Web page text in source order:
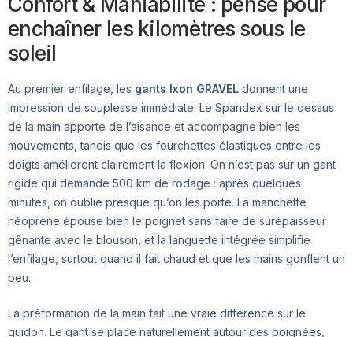
enchaîner les kilomètres sous le
soleil
Au premier enfilage, les gants Ixon GRAVEL donnent une
impression de souplesse immédiate. Le Spandex sur le dessus
de la main apporte de l’aisance et accompagne bien les
mouvements, tandis que les fourchettes élastiques entre les
doigts améliorent clairement la flexion. On n’est pas sur un gant
rigide qui demande 500 km de rodage : après quelques
minutes, on oublie presque qu’on les porte. La manchette
néoprène épouse bien le poignet sans faire de surépaisseur
gênante avec le blouson, et la languette intégrée simplifie
l’enfilage, surtout quand il fait chaud et que les mains gonflent un
peu.
La préformation de la main fait une vraie différence sur le
guidon. Le gant se place naturellement autour des poignées,